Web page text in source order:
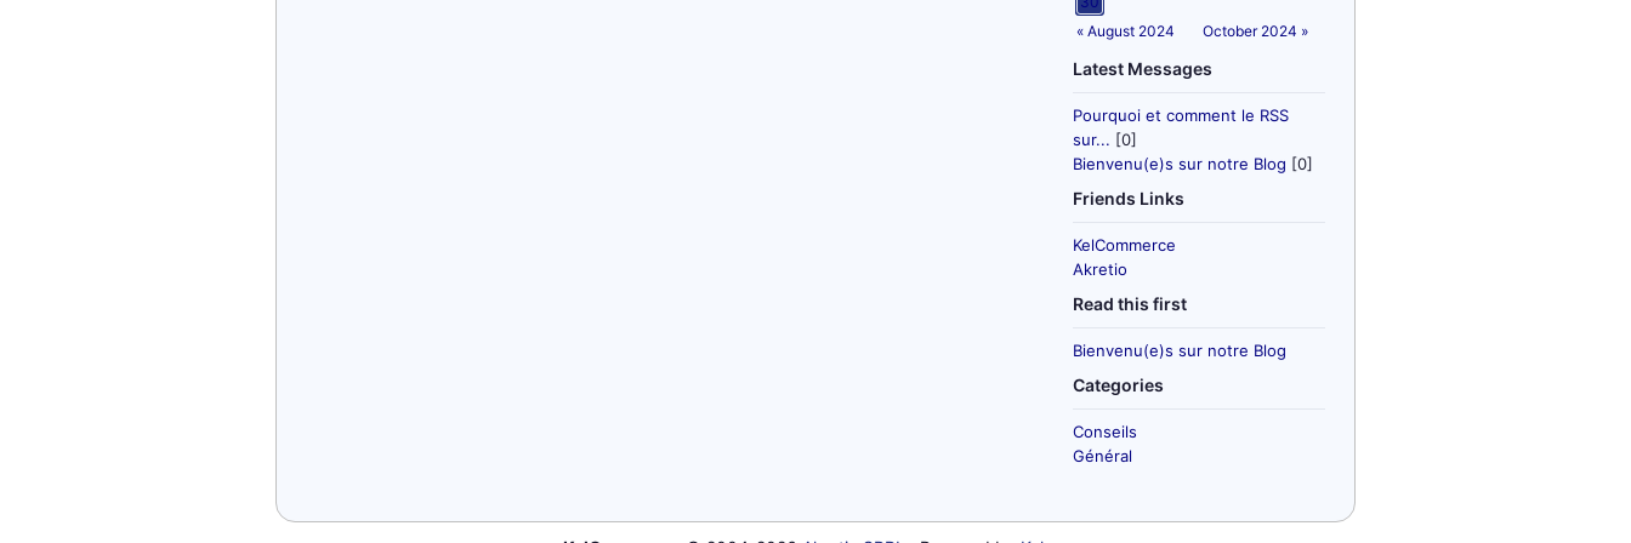
« August 2024
October 2024 »
Latest Messages
Pourquoi et comment le RSS
sur... [0]
Bienvenu(e)s sur notre Blog [0]
Friends Links
KelCommerce
Akretio
Read this first
Bienvenu(e)s sur notre Blog
Categories
Conseils
Général